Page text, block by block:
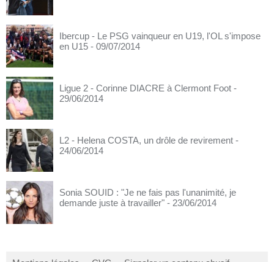
Ibercup - Le PSG vainqueur en U19, l'OL s'impose
en U15 - 09/07/2014
Ligue 2 - Corinne DIACRE à Clermont Foot -
29/06/2014
L2 - Helena COSTA, un drôle de revirement -
24/06/2014
Sonia SOUID : "Je ne fais pas l'unanimité, je
demande juste à travailler" - 23/06/2014